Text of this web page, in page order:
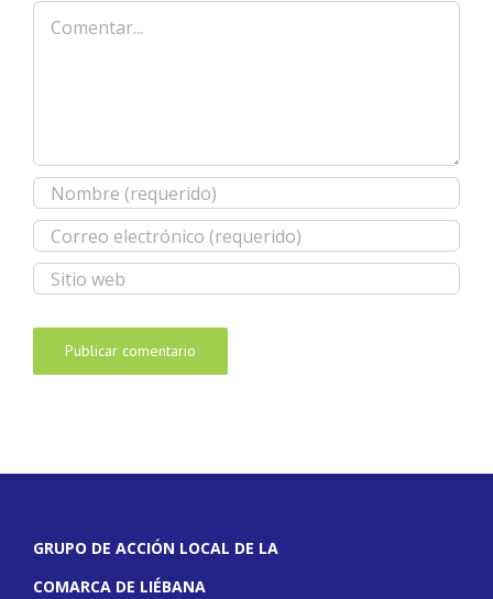
Comentar
GRUPO DE ACCIÓN LOCAL DE LA
COMARCA DE LIÉBANA